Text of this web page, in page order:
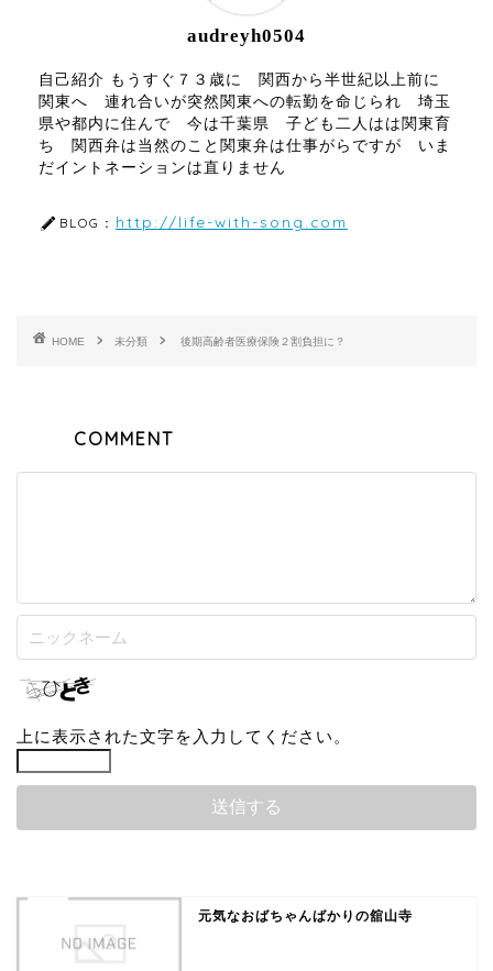
audreyh0504
自己紹介 もうすぐ７３歳に 関西から半世紀以上前に
関東へ 連れ合いが突然関東への転勤を命じられ 埼玉
県や都内に住んで 今は千葉県 子ども二人はは関東育
ち 関西弁は当然のこと関東弁は仕事がらですが いま
だイントネーションは直りません
BLOG： http://life-with-song.com
HOME 未分類 後期高齢者医療保険２割負担に？
COMMENT
上に表示された文字を入力してください。
元気なおばちゃんばかりの舘山寺